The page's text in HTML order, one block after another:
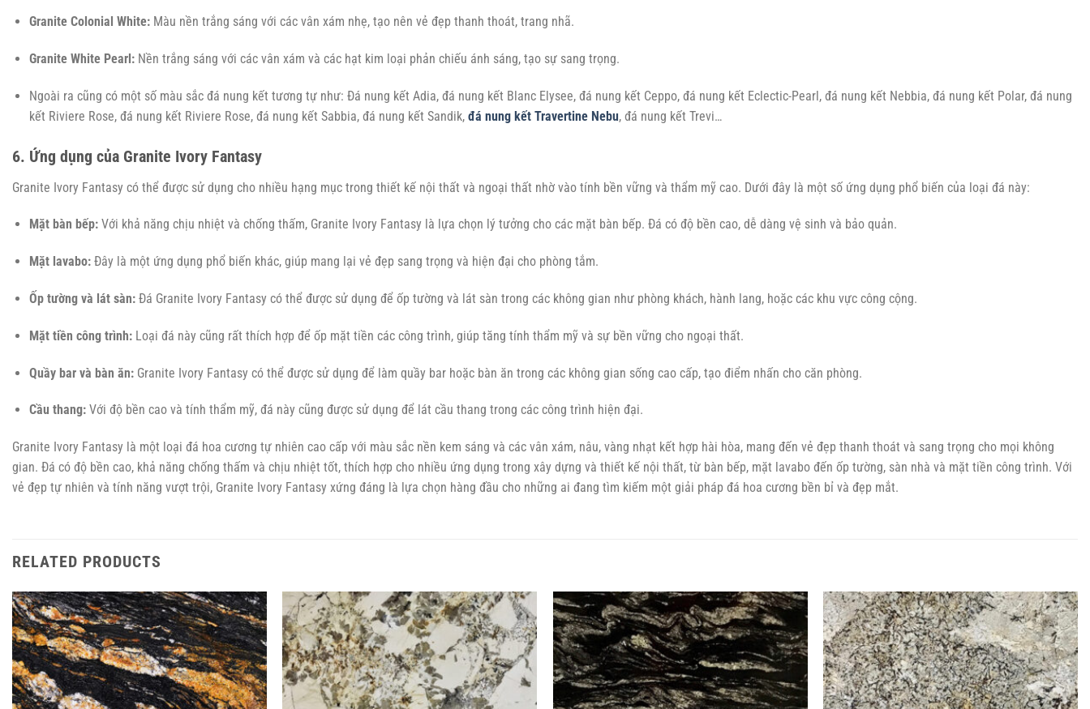
Granite Colonial White:Màu nền trắng sáng với các vân xám nhẹ, tạo nên vẻ đẹp thanh thoát, trang nhã.
Granite White Pearl:Nền trắng sáng với các vân xám và các hạt kim loại phản chiếu ánh sáng, tạo sự sang trọng.
Ngoài ra cũng có một số màu sắc đá nung kết tương tự như: Đá nung kết Adia, đá nung kết Blanc Elysee, đá nung kết Ceppo, đá nung kết Eclectic-Pearl, đá nung kết Nebbia, đá nung kết Polar, đá nung
kết Riviere Rose, đá nung kết Riviere Rose, đá nung kết Sabbia, đá nung kết Sandik, đá nung kết Travertine Nebu, đá nung kết Trevi…
6. Ứng dụng của Granite Ivory Fantasy
Granite Ivory Fantasy có thể được sử dụng cho nhiều hạng mục trong thiết kế nội thất và ngoại thất nhờ vào tính bền vững và thẩm mỹ cao. Dưới đây là một số ứng dụng phổ biến của loại đá này:
Mặt bàn bếp:Với khả năng chịu nhiệt và chống thấm, Granite Ivory Fantasy là lựa chọn lý tưởng cho các mặt bàn bếp. Đá có độ bền cao, dễ dàng vệ sinh và bảo quản.
Mặt lavabo:Đây là một ứng dụng phổ biến khác, giúp mang lại vẻ đẹp sang trọng và hiện đại cho phòng tắm.
Ốp tường và lát sàn:Đá Granite Ivory Fantasy có thể được sử dụng để ốp tường và lát sàn trong các không gian như phòng khách, hành lang, hoặc các khu vực công cộng.
Mặt tiền công trình:Loại đá này cũng rất thích hợp để ốp mặt tiền các công trình, giúp tăng tính thẩm mỹ và sự bền vững cho ngoại thất.
Quầy bar và bàn ăn:Granite Ivory Fantasy có thể được sử dụng để làm quầy bar hoặc bàn ăn trong các không gian sống cao cấp, tạo điểm nhấn cho căn phòng.
Cầu thang:Với độ bền cao và tính thẩm mỹ, đá này cũng được sử dụng để lát cầu thang trong các công trình hiện đại.
Granite Ivory Fantasy là một loại đá hoa cương tự nhiên cao cấp với màu sắc nền kem sáng và các vân xám, nâu, vàng nhạt kết hợp hài hòa, mang đến vẻ đẹp thanh thoát và sang trọng cho mọi không
gian. Đá có độ bền cao, khả năng chống thấm và chịu nhiệt tốt, thích hợp cho nhiều ứng dụng trong xây dựng và thiết kế nội thất, từ bàn bếp, mặt lavabo đến ốp tường, sàn nhà và mặt tiền công trình. Với
vẻ đẹp tự nhiên và tính năng vượt trội, Granite Ivory Fantasy xứng đáng là lựa chọn hàng đầu cho những ai đang tìm kiếm một giải pháp đá hoa cương bền bỉ và đẹp mắt.
RELATED PRODUCTS